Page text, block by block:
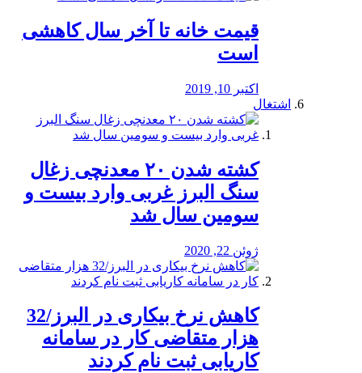
قیمت خانه تا آخر سال کاهشی
است
اکتبر 10, 2019
اشتغال
کشته شدن ۲۰ معدنچی زغال
سنگ البرز غربی وارد بیست و
سومین سال شد
ژوئن 22, 2020
کاهش نرخ بیکاری در البرز/32
هزار متقاضی کار در سامانه
کاریابی ثبت نام کردند